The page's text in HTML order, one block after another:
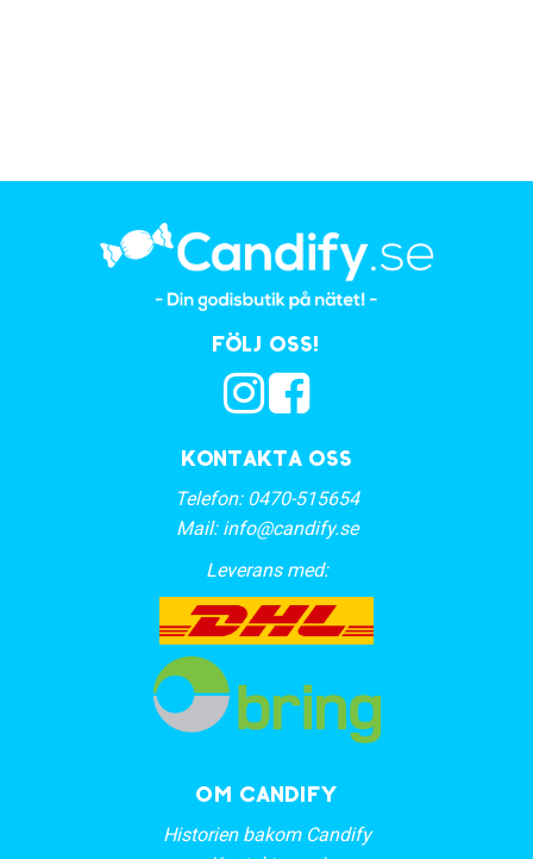
Kontakta oss
Telefon: 0470-515654
Mail: info@candify.se
Leverans med:
Följ oss!
OM CANDIFY
Historien bakom Candify